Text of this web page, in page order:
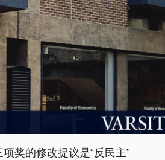
奖的修改提议是“反民主”